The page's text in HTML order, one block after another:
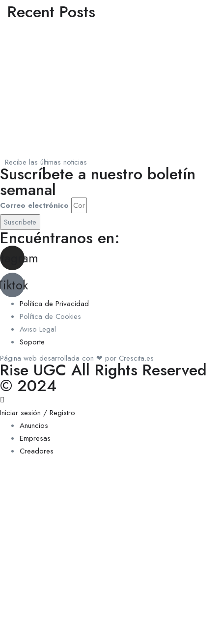
Recent Posts
Recibe las últimas noticias
Suscríbete a nuestro boletín
semanal
Correo electrónico
Suscribete
Encuéntranos en:
Política de Privacidad
Política de Cookies
Aviso Legal
Soporte
Página web desarrollada con ❤ por Crescita.es
Rise UGC All Rights Reserved
© 2024
Iniciar sesión / Registro
Anuncios
Empresas
Creadores